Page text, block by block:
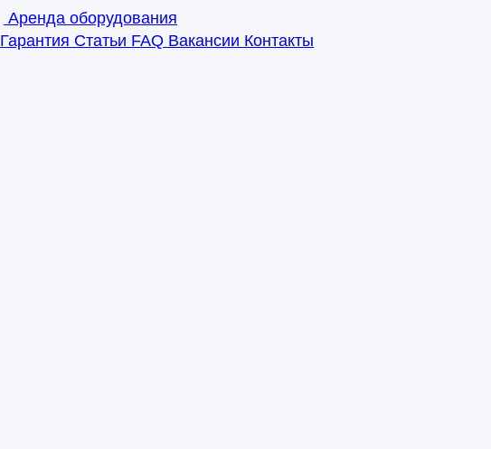
Аренда оборудования
Гарантия Статьи FAQ Вакансии Контакты